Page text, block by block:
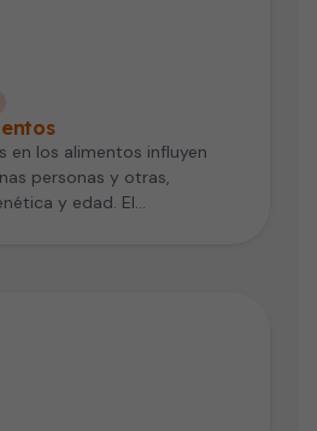
en los alimentos influyen
personas y otras,
y edad. El…